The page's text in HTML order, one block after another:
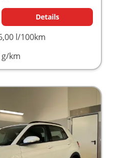
Details
l/100km
g/km